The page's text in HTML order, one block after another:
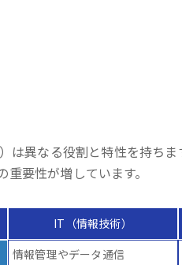
異なる役割と特性を持ちま
要性が増しています。
IT（情報技術）
情報管理やデータ通信